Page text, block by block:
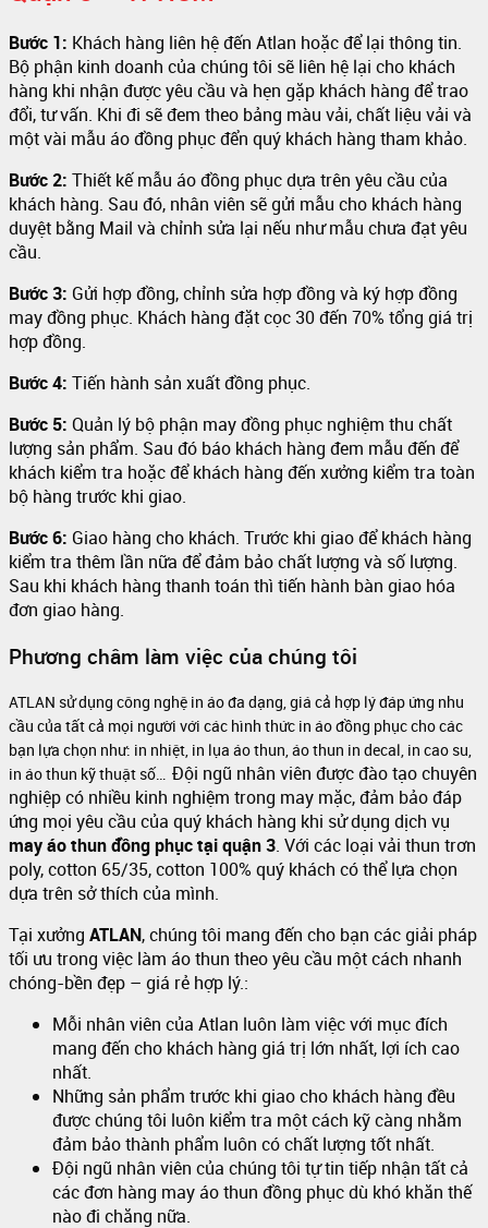
Bước 1: Khách hàng liên hệ đến Atlan hoặc để lại thông tin.
Bộ phận kinh doanh của chúng tôi sẽ liên hệ lại cho khách
hàng khi nhận được yêu cầu và hẹn gặp khách hàng để trao
đổi, tư vấn. Khi đi sẽ đem theo bảng màu vải, chất liệu vải và
một vài mẫu áo đồng phục đển quý khách hàng tham khảo.
Bước 2: Thiết kế mẫu áo đồng phục dựa trên yêu cầu của
khách hàng. Sau đó, nhân viên sẽ gửi mẫu cho khách hàng
duyệt bằng Mail và chỉnh sửa lại nếu như mẫu chưa đạt yêu
cầu.
Bước 3: Gửi hợp đồng, chỉnh sửa hợp đồng và ký hợp đồng
may đồng phục. Khách hàng đặt cọc 30 đến 70% tổng giá trị
hợp đồng.
Bước 4: Tiến hành sản xuất đồng phục.
Bước 5: Quản lý bộ phận may đồng phục nghiệm thu chất
lượng sản phẩm. Sau đó báo khách hàng đem mẫu đến để
khách kiểm tra hoặc để khách hàng đến xưởng kiểm tra toàn
bộ hàng trước khi giao.
Bước 6: Giao hàng cho khách. Trước khi giao để khách hàng
kiểm tra thêm lần nữa để đảm bảo chất lượng và số lượng.
Sau khi khách hàng thanh toán thì tiến hành bàn giao hóa
đơn giao hàng.
Phương châm làm việc của chúng tôi
ATLAN sử dụng công nghệ in áo đa dạng, giá cả hợp lý đáp ứng nhu
cầu của tất cả mọi người với các hình thức in áo đồng phục cho các
bạn lựa chọn như: in nhiệt, in lụa áo thun, áo thun in decal, in cao su,
in áo thun kỹ thuật số… Đội ngũ nhân viên được đào tạo chuyên
nghiệp có nhiều kinh nghiệm trong may mặc, đảm bảo đáp
ứng mọi yêu cầu của quý khách hàng khi sử dụng dịch vụ
may áo thun đồng phụctại quận 3. Với các loại vải thun trơn
poly, cotton 65/35, cotton 100% quý khách có thể lựa chọn
dựa trên sở thích của mình.
Tại xưởng ATLAN, chúng tôi mang đến cho bạn các giải pháp
tối ưu trong việc làm áo thun theo yêu cầu một cách nhanh
chóng-bền đẹp – giá rẻ hợp lý.:
Mỗi nhân viên của Atlan luôn làm việc với mục đích
mang đến cho khách hàng giá trị lớn nhất, lợi ích cao
nhất.
Những sản phẩm trước khi giao cho khách hàng đều
được chúng tôi luôn kiểm tra một cách kỹ càng nhằm
đảm bảo thành phẩm luôn có chất lượng tốt nhất.
Đội ngũ nhân viên của chúng tôi tự tin tiếp nhận tất cả
các đơn hàng may áo thun đồng phục dù khó khăn thế
nào đi chăng nữa.